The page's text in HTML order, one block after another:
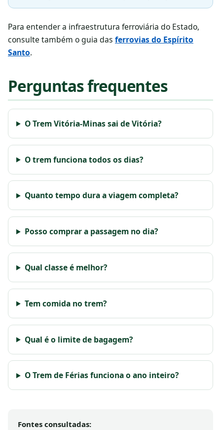
Para entender a infraestrutura ferroviária do Estado,
consulte também o guia das ferrovias do Espírito
Santo.
Perguntas frequentes
O Trem Vitória-Minas sai de Vitória?
O trem funciona todos os dias?
Quanto tempo dura a viagem completa?
Posso comprar a passagem no dia?
Qual classe é melhor?
Tem comida no trem?
Qual é o limite de bagagem?
O Trem de Férias funciona o ano inteiro?
Fontes consultadas: